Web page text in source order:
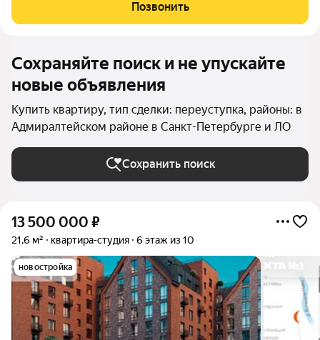
ИНСТИТУТ. Высокий 1й этаж, 3-метровые потолки.
Позвонить
Сохраняйте поиск и не упускайте
новые объявления
Купить квартиру, тип сделки: переуступка, районы: в
Адмиралтейском районе в Санкт-Петербурге и ЛО
Сохранить поиск
13 500 000 ₽
21,6 м² квартира-студия 6 этаж из 10
новостройка